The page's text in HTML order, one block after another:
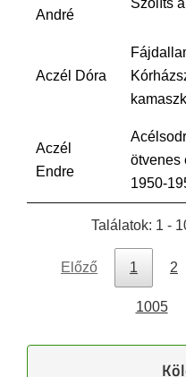
André
Szólíts
Aczél Dóra
Aczél
Endre
ötvenes
1950-
Találatok: 1 -
Előző 1 2
1005